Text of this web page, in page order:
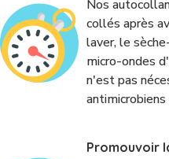
Nos
collés après
laver, le
micro-ondes
n'est pas
antimicrobiens
Promouvoir